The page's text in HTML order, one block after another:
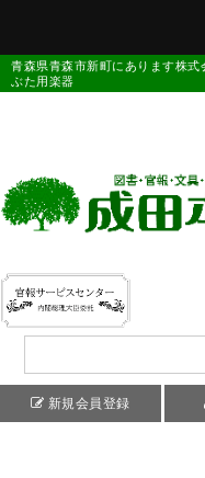
青森県青森市新町にあります株
ぶた用楽器
新規会員登録